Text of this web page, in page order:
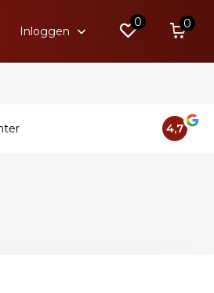
Inloggen
0 0
4,7